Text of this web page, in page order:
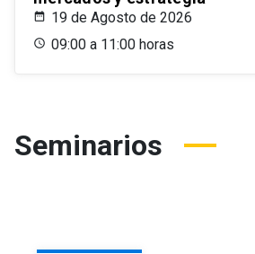
19 de Agosto de 2026
09:00 a 11:00 horas
Seminarios